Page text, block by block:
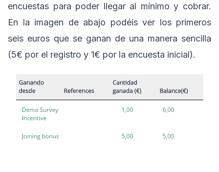
encuestas para poder llegar al mínimo y cobrar.
En la imagen de abajo podéis ver los primeros
seis euros que se ganan de una manera sencilla
(5€ por el registro y 1€ por la encuesta inicial).